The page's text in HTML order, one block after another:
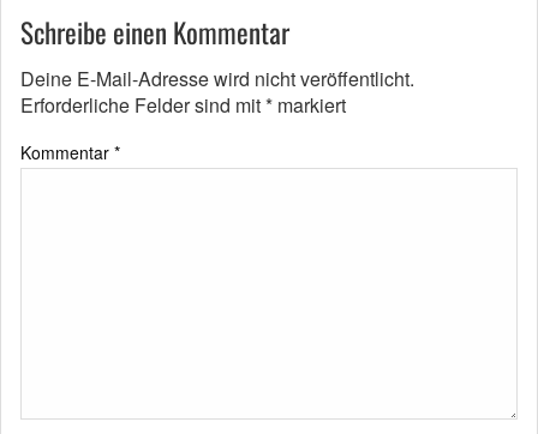
Schreibe einen Kommentar
Deine E-Mail-Adresse wird nicht veröffentlicht.
Erforderliche Felder sind mit* markiert
Kommentar *